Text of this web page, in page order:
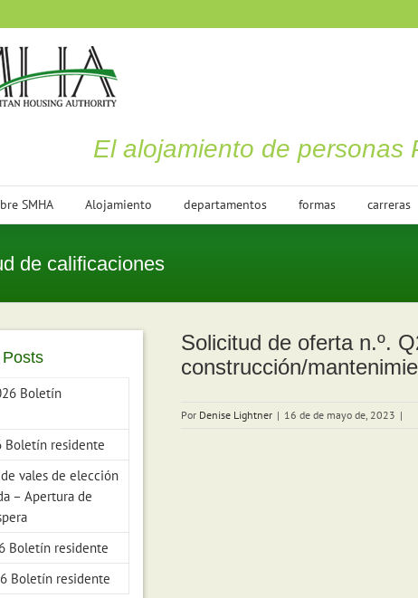
El alojamiento de personas
SMHA Alojamiento departamentos formas carreras
de calificaciones
Solicitud de oferta n.º.
construcción/
Por Denise Lightner | 16 de de mayo de, 2023 |
Boletín
Boletín residente
vales de elección
– Apertura de
Boletín residente
Boletín residente